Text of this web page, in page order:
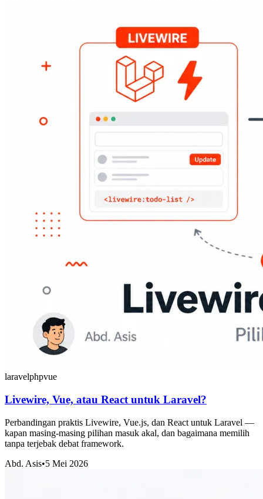
laravelphpvue
Livewire, Vue, atau React untuk Laravel?
Perbandingan praktis Livewire, Vue.js, dan React untuk Laravel —
kapan masing-masing pilihan masuk akal, dan bagaimana memilih
tanpa terjebak debat framework.
Abd. Asis•5 Mei 2026